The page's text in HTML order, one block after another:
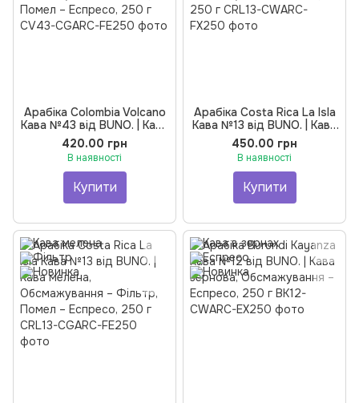
Арабіка Colombia Volcano
Кава №43 від BUNO. | Кава
мелена, Обсмажування –
Фільтр, Помел – Еспресо,
250 г
420.00 грн
В наявності
Купити
Арабіка Costa Rica La Isla
Кава №13 від BUNO. | Кава
зернова, Обсмажування –
Фільтр, 250 г
450.00 грн
В наявності
Купити